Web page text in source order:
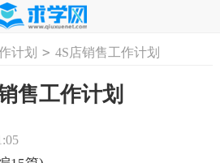
活动计划 学习计划
计划 > 4S店销售工作计划
售工作计划